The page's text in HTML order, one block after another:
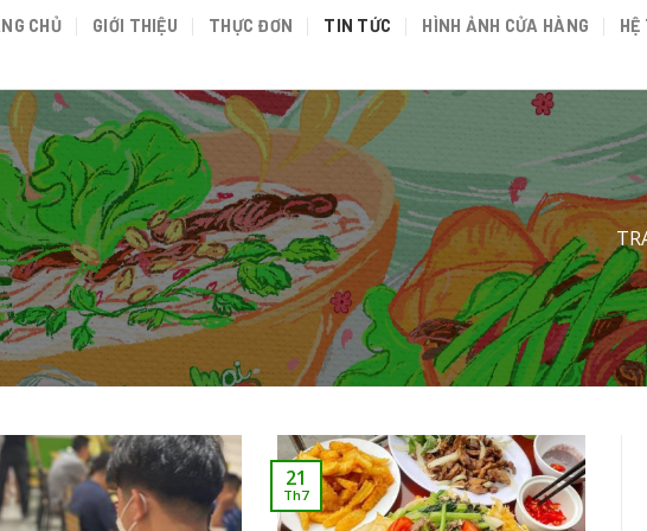
CHỦ GIỚI THIỆU THỰC ĐƠN TIN TỨC HÌNH ẢNH CỬA HÀNG HỆ
21
Th7